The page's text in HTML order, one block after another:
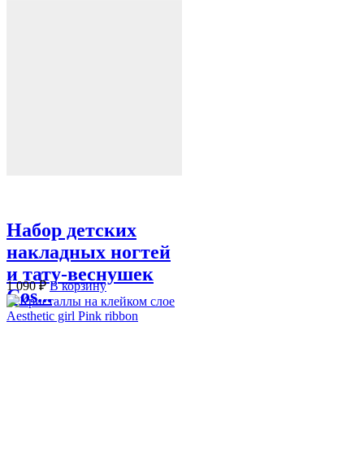
Набор детских
накладных ногтей
и тату-веснушек
Cos...
1 090₽ В корзину